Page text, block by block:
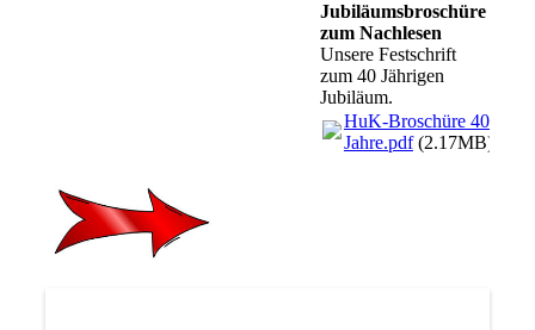
Jubiläumsbroschüre
zum Nachlesen
Unsere Festschrift
zum 40 Jährigen
Jubiläum.
HuK-Broschüre 40
Jahre.pdf(2.17MB)